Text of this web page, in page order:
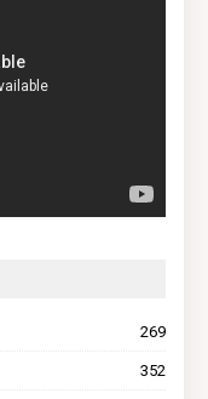
269
352